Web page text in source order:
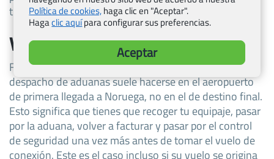
transacciones monetarias.
Volar a Noruega
Fíjese que si tiene un vuelo de conexión nacional, el
despacho de aduanas suele hacerse en el aeropuerto
de primera llegada a Noruega, no en el de destino final.
Esto significa que tienes que recoger tu equipaje, pasar
por la aduana, volver a facturar y pasar por el control
de seguridad una vez más antes de tomar el vuelo de
conexión. Este es el caso incluso si su vuelo se origina
Política de cookies,haga clic en "Aceptar".
Hagaclic aquípara configurar sus preferencias.
Aceptar